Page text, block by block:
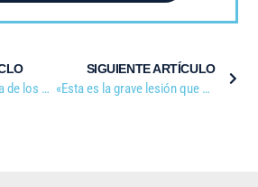
La triada: la pesadilla de los deportistas
SIGUIENTE ARTÍCULO
«Esta es la grave lesión que padece Pau Gasol y que puede apartarle para siempre del baloncesto» vía Cope